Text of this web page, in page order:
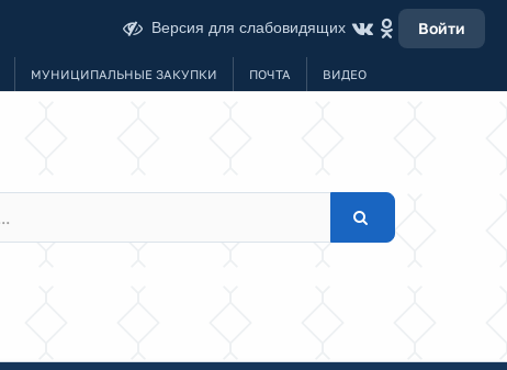
Версия для слабовидящих Войти
МУНИЦИПАЛЬНЫЕ ЗАКУПКИ ПОЧТА ВИДЕО